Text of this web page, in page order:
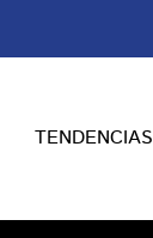
TENDENCIAS